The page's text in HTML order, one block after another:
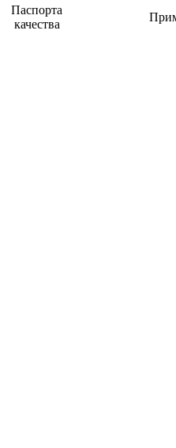
Паспорта
качества